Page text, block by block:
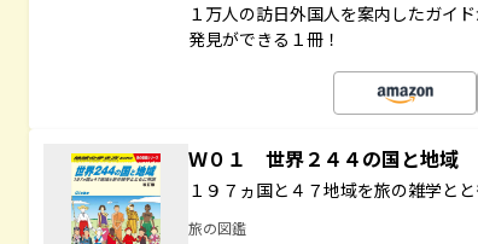
１万人の訪日外国人を案内したガイ
発見ができる１冊！
Ｗ０１ 世界２４４の国と地域
１９７ヵ国と４７地域を旅の雑学と
旅の図鑑